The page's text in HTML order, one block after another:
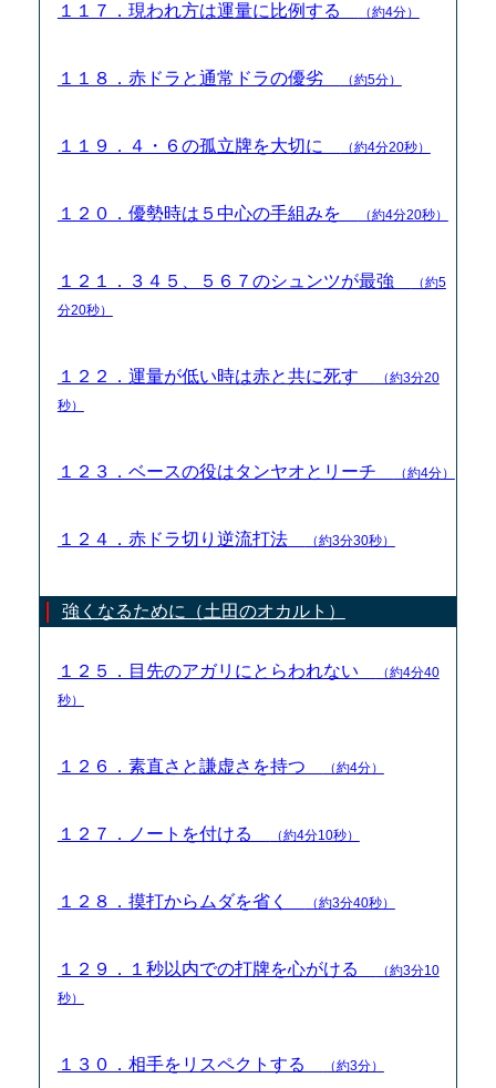
１１７．現われ方は運量に比例する （約4分）
１１８．赤ドラと通常ドラの優劣 （約5分）
１１９．４・６の孤立牌を大切に （約4分20秒）
１２０．優勢時は５中心の手組みを （約4分20秒）
１２１．３４５、５６７のシュンツが最強
（約5
分20秒）
１２２．運量が低い時は赤と共に死す
（約3分20
秒）
１２３．ベースの役はタンヤオとリーチ （約4分）
１２４．赤ドラ切り逆流打法 （約3分30秒）
強くなるために（土田のオカルト）
１２５．目先のアガリにとらわれない
（約4分40
秒）
１２６．素直さと謙虚さを持つ （約4分）
１２７．ノートを付ける （約4分10秒）
１２８．摸打からムダを省く （約3分40秒）
１２９．１秒以内での打牌を心がける
（約3分10
秒）
１３０．相手をリスペクトする （約3分）